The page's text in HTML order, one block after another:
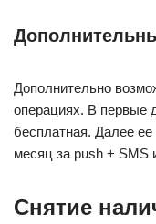
Дополнительно
операциях. В первые
бесплатная. Далее ее
месяц за push + SMS
Снятие